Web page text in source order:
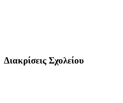
Διακρίσεις Σχολείου